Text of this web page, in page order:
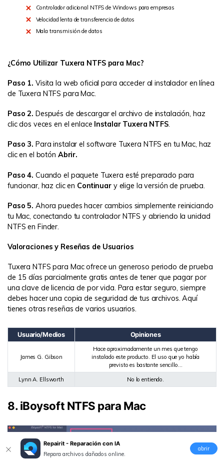
Repairit - Reparación con IA
Repara archivos dañados online.
abrir
Controlador adicional NTFS de Windows para empresas
Velocidad lenta de transferencia de datos
Mala transmisión de datos
¿Cómo Utilizar Tuxera NTFS para Mac?
Paso 1. Visita la web oficial para acceder al instalador en línea
de Tuxera NTFS para Mac.
Paso 2. Después de descargar el archivo de instalación, haz
clic dos veces en el enlace Instalar Tuxera NTFS.
Paso 3. Para instalar el software Tuxera NTFS en tu Mac, haz
clic en el botón Abrir.
Paso 4. Cuando el paquete Tuxera esté preparado para
funcionar, haz clic en Continuar y elige la versión de prueba.
Paso 5. Ahora puedes hacer cambios simplemente reiniciando
tu Mac, conectando tu controlador NTFS y abriendo la unidad
NTFS en Finder.
Valoraciones y Reseñas de Usuarios
Tuxera NTFS para Mac ofrece un generoso periodo de prueba
de 15 días parcialmente gratis antes de tener que pagar por
una clave de licencia de por vida. Para estar seguro, siempre
debes hacer una copia de seguridad de tus archivos. Aquí
tienes otras reseñas de varios usuarios.
Usuario/Medios Opiniones
James G. Gibson
Hace aproximadamente un mes que tengo
instalado este producto. El uso que yo había
previsto es bastante sencillo...
Lynn A. Ellsworth No lo entiendo.
8. iBoysoft NTFS para Mac